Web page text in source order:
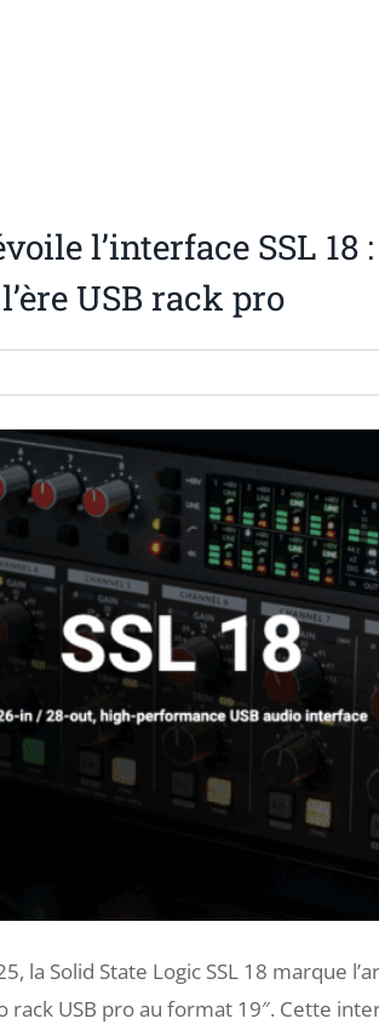
l’interface SSL 18
USB rack pro
la Solid State Logic SSL 18 marque
rack USB pro au format 19″. Cette